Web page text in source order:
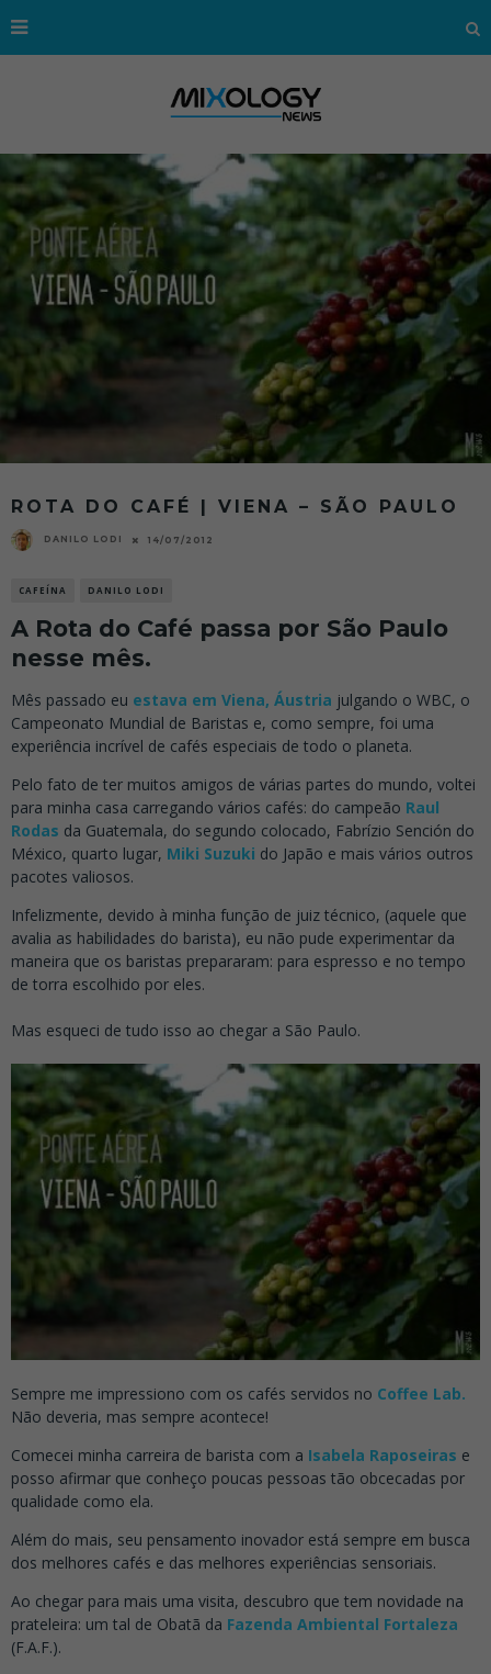
ROTA DO CAFÉ | VIENA – SÃO PAULO
DANILO LODI 14/07/2012
CAFEÍNA DANILO LODI
A Rota do Café passa por São Paulo
nesse mês.
Mês passado eu estava em Viena, Áustria julgando o WBC, o
Campeonato Mundial de Baristas e, como sempre, foi uma
experiência incrível de cafés especiais de todo o planeta.
Pelo fato de ter muitos amigos de várias partes do mundo, voltei
para minha casa carregando vários cafés: do campeão Raul
Rodas da Guatemala, do segundo colocado, Fabrízio Sención do
México, quarto lugar, Miki Suzuki do Japão e mais vários outros
pacotes valiosos.
Infelizmente, devido à minha função de juiz técnico, (aquele que
avalia as habilidades do barista), eu não pude experimentar da
maneira que os baristas prepararam: para espresso e no tempo
de torra escolhido por eles.
Mas esqueci de tudo isso ao chegar a São Paulo.
Sempre me impressiono com os cafés servidos no Coffee Lab.
Não deveria, mas sempre acontece!
Comecei minha carreira de barista com a Isabela Raposeiras e
posso afirmar que conheço poucas pessoas tão obcecadas por
qualidade como ela.
Além do mais, seu pensamento inovador está sempre em busca
dos melhores cafés e das melhores experiências sensoriais.
Ao chegar para mais uma visita, descubro que tem novidade na
prateleira: um tal de Obatã da Fazenda Ambiental Fortaleza
(F.A.F.).